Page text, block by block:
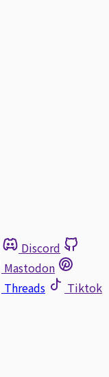
Discord
Mastodon
Threads
Tiktok